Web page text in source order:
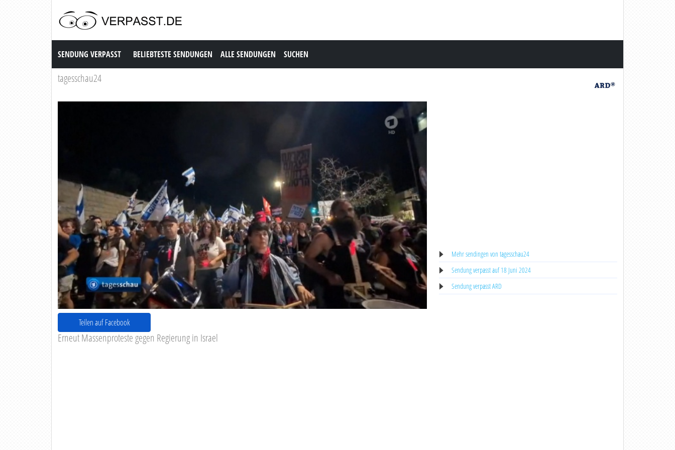
Sendung Verpasst
SENDUNG VERPASST BELIEBTESTE SENDUNGEN ALLE SENDUNGEN SUCHEN
tagesschau24
Teilen auf Facebook
Erneut Massenproteste gegen Regierung in Israel
Mehr sendingen von tagesschau24
Sendung verpasst auf 18 Juni 2024
Sendung verpasst ARD